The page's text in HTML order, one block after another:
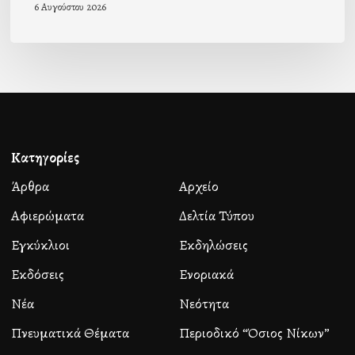
6 Αυγούστου 2026
Κατηγορίες
Άρθρα
Αρχείο
Αφιερώματα
Δελτία Τύπου
Εγκύκλιοι
Εκδηλώσεις
Εκδόσεις
Ενοριακά
Νέα
Νεότητα
Πνευματικά Θέματα
Περιοδικό “Όσιος Νίκων”